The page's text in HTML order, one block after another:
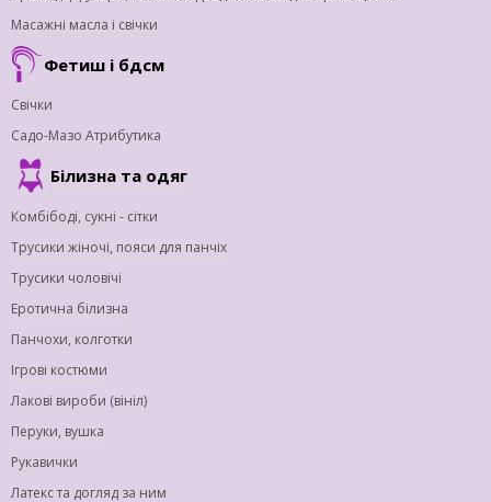
Масажні масла і свічки
Фетиш і бдсм
Свічки
Садо-Мазо Атрибутика
Білизна та одяг
Комбібоді, сукні - сітки
Трусики жіночі, пояси для панчіх
Трусики чоловічі
Еротична білизна
Панчохи, колготки
Ігрові костюми
Лакові вироби (вініл)
Перуки, вушка
Рукавички
Латекс та догляд за ним